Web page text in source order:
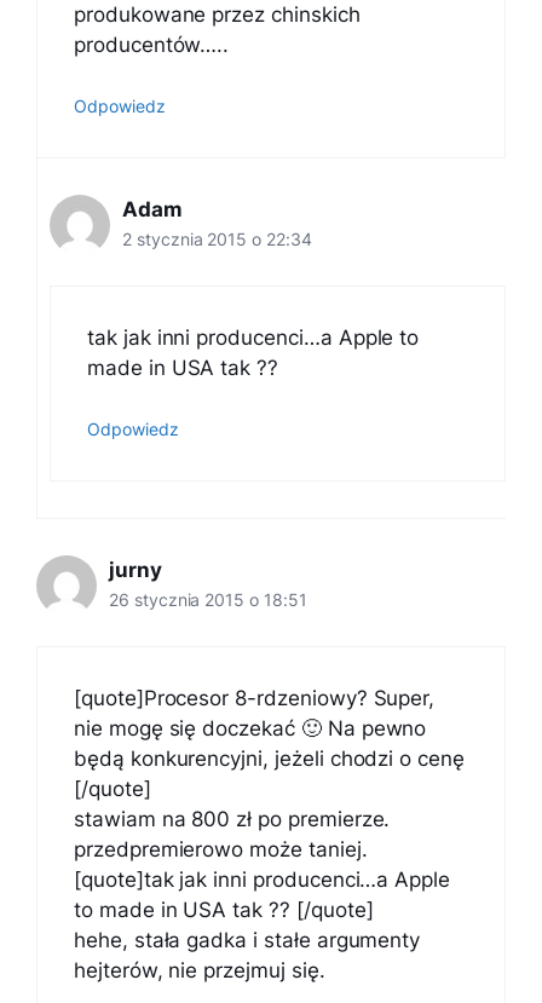
produkowane przez chinskich
producentów…..
Odpowiedz
Adam
2 stycznia 2015 o 22:34
tak jak inni producenci…a Apple to
made in USA tak ??
Odpowiedz
jurny
26 stycznia 2015 o 18:51
[quote]Procesor 8-rdzeniowy? Super,
nie mogę się doczekać 🙂 Na pewno
będą konkurencyjni, jeżeli chodzi o cenę
[/quote]
stawiam na 800 zł po premierze.
przedpremierowo może taniej.
[quote]tak jak inni producenci…a Apple
to made in USA tak ?? [/quote]
hehe, stała gadka i stałe argumenty
hejterów, nie przejmuj się.